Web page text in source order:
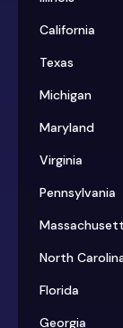
California
Texas
Michigan
Maryland
Virginia
Pennsylvania
North
Florida
Georgia